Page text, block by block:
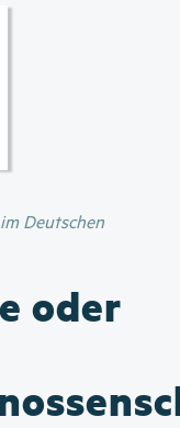
im Deutschen
oder